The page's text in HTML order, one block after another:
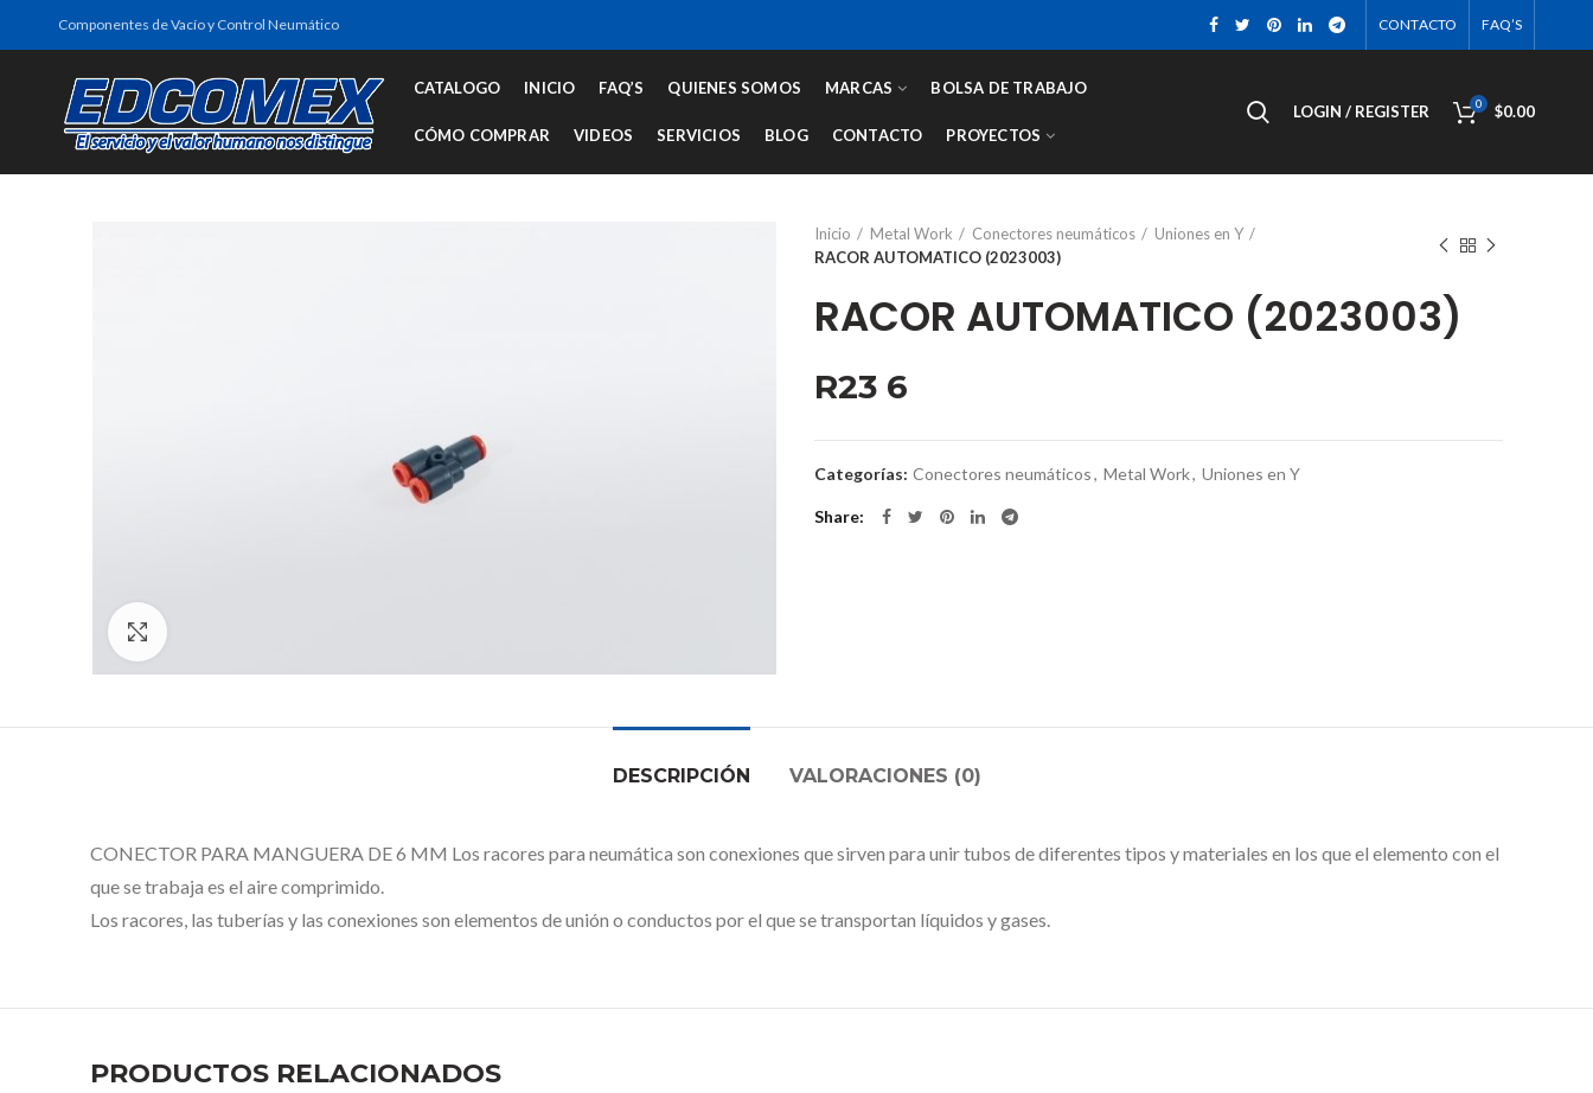
Componentes de Vacío y Control Neumático CONTACTO FAQ’S
CATALOGO INICIO FAQ’S QUIENES SOMOS MARCAS BOLSA DE TRABAJO
CÓMO COMPRAR VIDEOS SERVICIOS BLOG CONTACTO PROYECTOS
LOGIN / REGISTER 0 $0.00
Inicio Metal Work Conectores neumáticos
Uniones en Y
RACOR AUTOMATICO (2023003)
RACOR AUTOMATICO (2023003)
R23 6
Categorías: Conectores neumáticos, Metal Work, Uniones en Y
Share
DESCRIPCIÓN VALORACIONES (0)
CONECTOR PARA MANGUERA DE 6 MM Los racores para neumática son conexiones que sirven para unir tubos de diferentes tipos y materiales en los que el elemento con el
que se trabaja es el aire comprimido.
Los racores, las tuberías y las conexiones son elementos de unión o conductos por el que se transportan líquidos y gases.
PRODUCTOS RELACIONADOS